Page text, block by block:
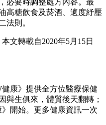
高糖飲食及菸酒、適度紓壓
法則。
文轉載自2020年5月15日
康》提供全方位醫療保健
與生俱來，體質後天翻轉；
開始。更多健康資訊一次